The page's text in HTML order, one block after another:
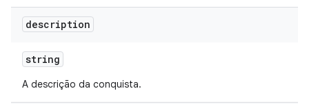
description
string
A descrição da conquista.